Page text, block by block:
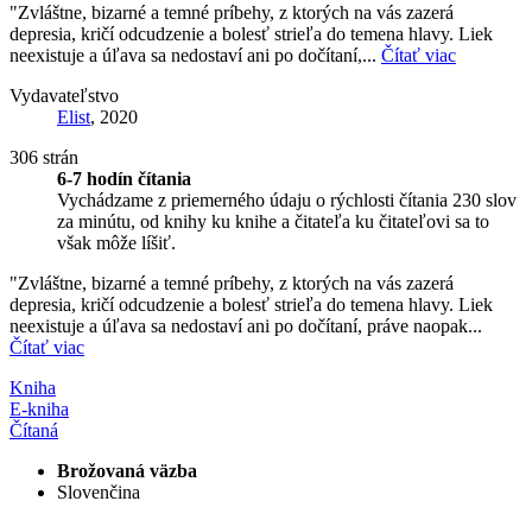
"Zvláštne, bizarné a temné príbehy, z ktorých na vás zazerá
depresia, kričí odcudzenie a bolesť strieľa do temena hlavy. Liek
neexistuje a úľava sa nedostaví ani po dočítaní,... Čítať viac
Vydavateľstvo
Elist, 2020
306 strán
6-7 hodín čítania
Vychádzame z priemerného údaju o rýchlosti čítania 230 slov
za minútu, od knihy ku knihe a čitateľa ku čitateľovi sa to
však môže líšiť.
"Zvláštne, bizarné a temné príbehy, z ktorých na vás zazerá
depresia, kričí odcudzenie a bolesť strieľa do temena hlavy. Liek
neexistuje a úľava sa nedostaví ani po dočítaní, práve naopak...
Čítať viac
Kniha
E-kniha
Čítaná
Brožovaná väzba
Slovenčina